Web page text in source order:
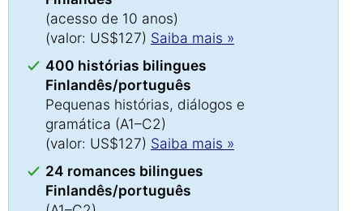
(acesso de 10 anos)
(valor: US$127) Saiba mais »
400 histórias bilingues
Finlandês/português
Pequenas histórias, diálogos e
gramática (A1–C2)
(valor: US$127) Saiba mais »
24 romances bilingues
Finlandês/português